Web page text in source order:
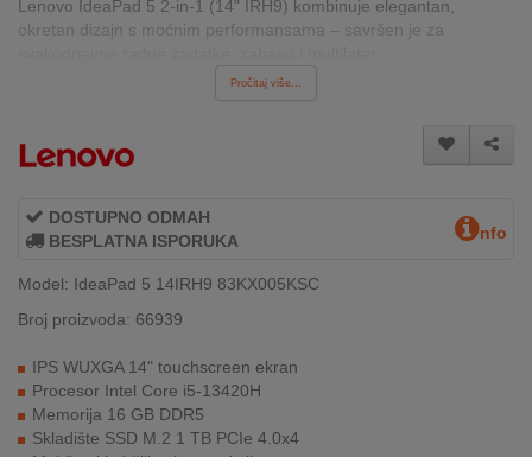
MOJ
BRENDOVI
NOVO
U
KONTAKT
KUPOVINA
NA
RATE
Lenovo IdeaPad 5 2-in-1 (14" IRH9) kombinuje elegantan,
okretan dizajn s moćnim performansama – savršen je za
Pročitaj više...
DOSTUPNO ODMAH
BESPLATNA ISPORUKA
nfo
Model: IdeaPad 5 14IRH9 83KX005KSC
Broj proizvoda: 66939
IPS WUXGA 14" touchscreen ekran
Procesor Intel Core i5-13420H
Memorija 16 GB DDR5
Skladište SSD M.2 1 TB PCIe 4.0x4